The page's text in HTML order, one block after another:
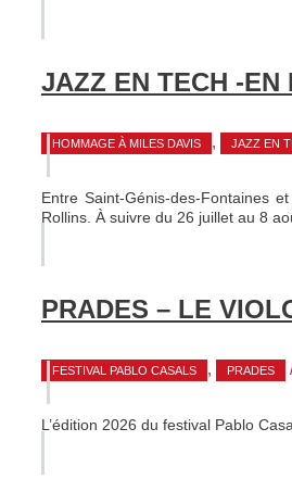
JAZZ EN TECH -EN
HOMMAGE À MILES DAVIS , JAZZ EN
Entre Saint-Génis-des-Fontaines
Rollins. À suivre du 26 juillet au 8
PRADES – LE
FESTIVAL PABLO CASALS , PRADES
L’édition 2026 du festival Pablo